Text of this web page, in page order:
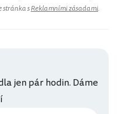
stránka sReklamními zásadami.
jen pár hodin. Dáme